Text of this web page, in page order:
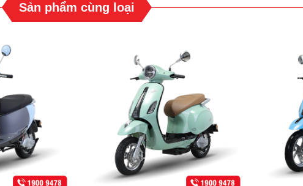
Sản phẩm cùng loại